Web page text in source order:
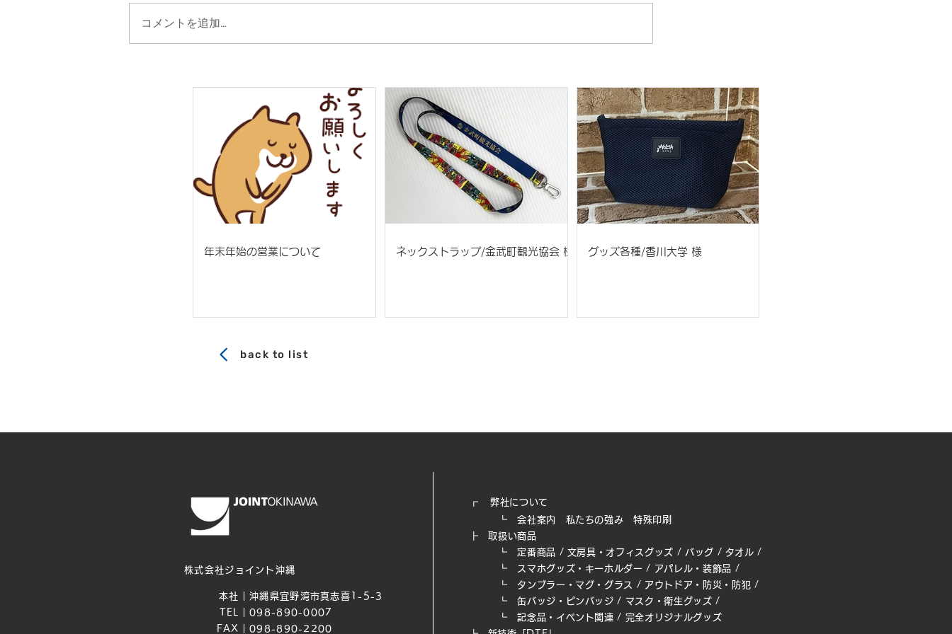
コメントを追加…
年末年始の営業について ネックストラップ/金武町観光協会 様 グッズ各種/香川大学 様
back to list
株式会社ジョイント沖縄
本社｜
TEL｜
FAX｜
沖縄県宜野湾市真志喜1-5-3
098-890-0007
098-890-2200
┏ 弊社について
┗会社案内 私たちの強み​
特殊印刷
┣
取扱い商品
┗定番商品 / 文房具・オフィスグッズ / バッグ / タオル /
┗
スマホグッズ・キーホルダー / アパレル・装飾品 /
┗タンブラー・マグ・グラス / アウトドア・防災・防犯 /
┗缶バッジ・ピンバッジ / マスク・衛生グッズ /
┗記念品・イベント関連 / 完全オリジナルグッズ